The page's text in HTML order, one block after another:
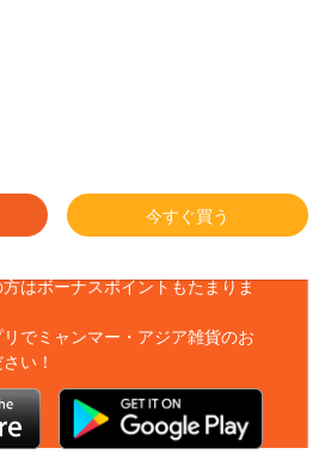
今すぐ買う
はボーナスポイントもたまりま
でミャンマー・アジア雑貨のお
い！